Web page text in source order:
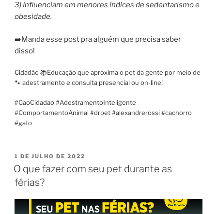
3) Influenciam em menores índices de sedentarismo e
obesidade.
➡️Manda esse post pra alguém que precisa saber
disso!
Cidadão 📚Educação que aproxima o pet da gente por meio de
🐾 adestramento e consulta presencial ou on-line!
#CaoCidadao #AdestramentoInteligente
#ComportamentoAnimal #drpet #alexandrerossi #cachorro
#gato
1 DE JULHO DE 2022
O que fazer com seu pet durante as
férias?